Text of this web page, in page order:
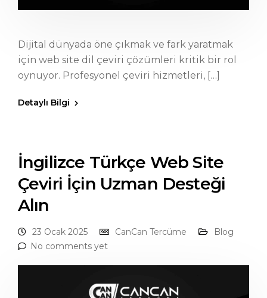
Dijital dünyada öne çıkmak ve fark yaratmak
için web site dil çeviri çözümleri kritik bir rol
oynuyor. Profesyonel çeviri hizmetleri, […]
Detaylı Bilgi
İngilizce Türkçe Web Site
Çeviri İçin Uzman Desteği
Alın
23 Ocak 2025 CanCan Tercüme
Blog
No comments yet